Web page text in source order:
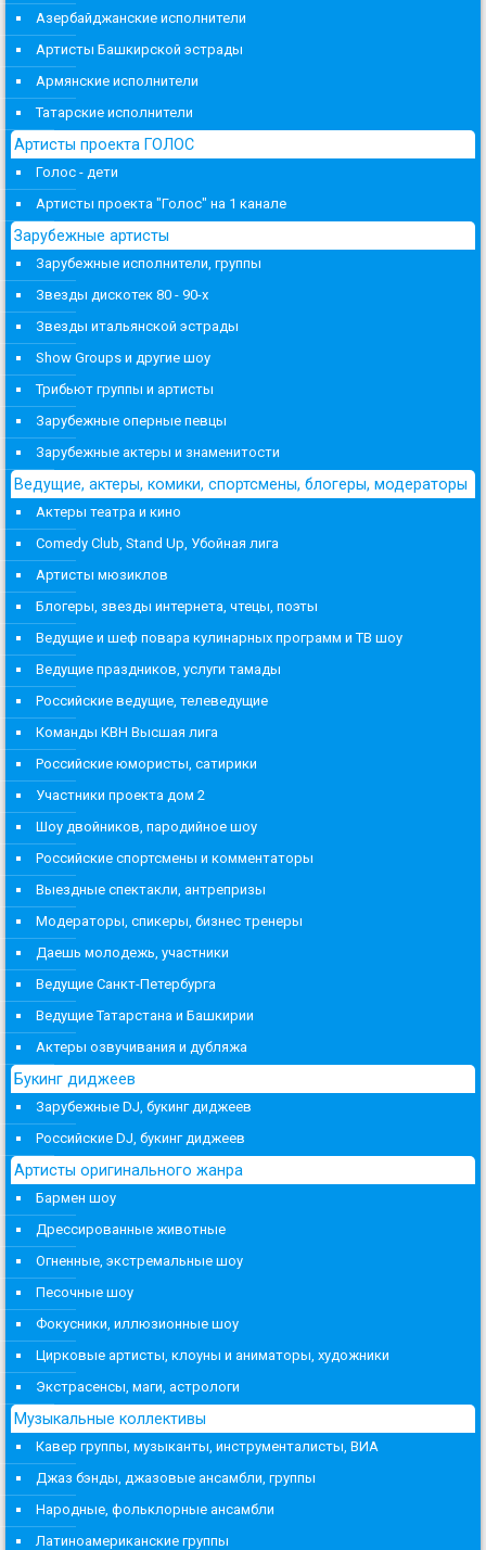
Азербайджанские исполнители
Артисты Башкирской эстрады
Армянские исполнители
Татарские исполнители
Артисты проекта ГОЛОС
Голос - дети
Артисты проекта "Голос" на 1 канале
Зарубежные артисты
Зарубежные исполнители, группы
Звезды дискотек 80 - 90-х
Звезды итальянской эстрады
Show Groups и другие шоу
Трибьют группы и артисты
Зарубежные оперные певцы
Зарубежные актеры и знаменитости
Ведущие, актеры, комики, спортсмены, блогеры, модераторы
Актеры театра и кино
Comedy Club, Stand Up, Убойная лига
Артисты мюзиклов
Блогеры, звезды интернета, чтецы, поэты
Ведущие и шеф повара кулинарных программ и ТВ шоу
Ведущие праздников, услуги тамады
Российские ведущие, телеведущие
Команды КВН Высшая лига
Российские юмористы, сатирики
Участники проекта дом 2
Шоу двойников, пародийное шоу
Российские спортсмены и комментаторы
Выездные спектакли, антрепризы
Модераторы, спикеры, бизнес тренеры
Даешь молодежь, участники
Ведущие Санкт-Петербурга
Ведущие Татарстана и Башкирии
Актеры озвучивания и дубляжа
Букинг диджеев
Зарубежные DJ, букинг диджеев
Российские DJ, букинг диджеев
Артисты оригинального жанра
Бармен шоу
Дрессированные животные
Огненные, экстремальные шоу
Песочные шоу
Фокусники, иллюзионные шоу
Цирковые артисты, клоуны и аниматоры, художники
Экстрасенсы, маги, астрологи
Музыкальные коллективы
Кавер группы, музыканты, инструменталисты, ВИА
Джаз бэнды, джазовые ансамбли, группы
Народные, фольклорные ансамбли
Латиноамериканские группы